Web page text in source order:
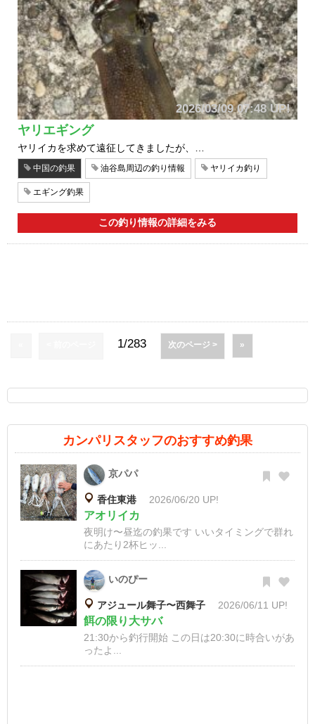
2026/03/09 07:48 UP!
ヤリエギング
ヤリイカを求めて遠征してきましたが、…
中国の釣果 油谷島周辺の釣り情報 ヤリイカ釣り
エギング釣果
この釣り情報の詳細をみる
1/283 次のページ > »
カンパリスタッフのおすすめ釣果
京パパ
香住東港 2026/06/20 UP!
アオリイカ
夜明け〜昼迄の釣果です いいタイミングで群れ
にあたり2杯ヒッ...
いのぴー
アジュール舞子〜西舞子 2026/06/11 UP!
餌の限り大サバ
21:30から釣行開始 この日は20:30に時合いがあ
ったよ...